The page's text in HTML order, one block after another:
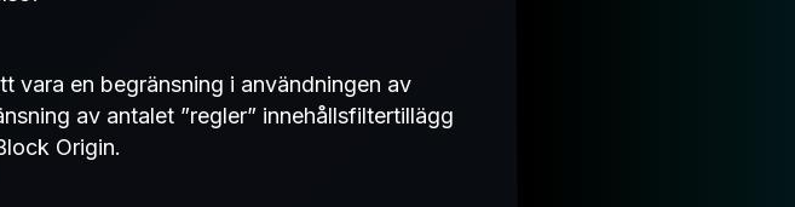
vara en begränsning i användningen av
av antalet ”regler” innehållsfiltertillägg
Origin.